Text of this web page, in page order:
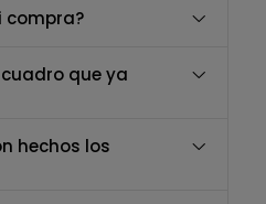
compra?
que ya
hechos los